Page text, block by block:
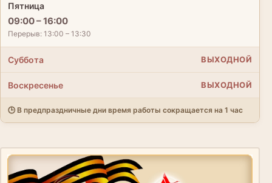
Пятница
09:00 – 16:00
Перерыв: 13:00 – 13:30
Суббота ВЫХОДНОЙ
Воскресенье ВЫХОДНОЙ
🕒 В предпраздничные дни время работы сокращается на 1 час